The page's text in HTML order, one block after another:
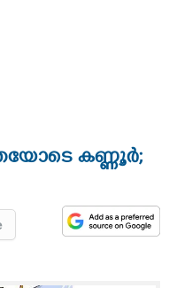
കണ്ണൂർ;